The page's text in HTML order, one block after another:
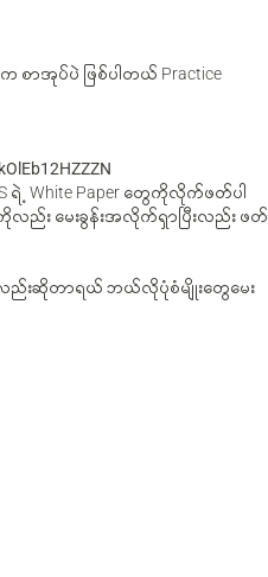
ာအုပ်ပဲ ဖြစ်ပါတယ် Practice
ရဲ့ White Paper တွေကိုလိုက်ဖတ်ပါ
ကိုလည်း မေးခွန်းအလိုက်ရှာပြီးလည်း ဖတ်
လည်းဆိုတာရယ် ဘယ်လိုပုံစံမျိုးတွေမေး